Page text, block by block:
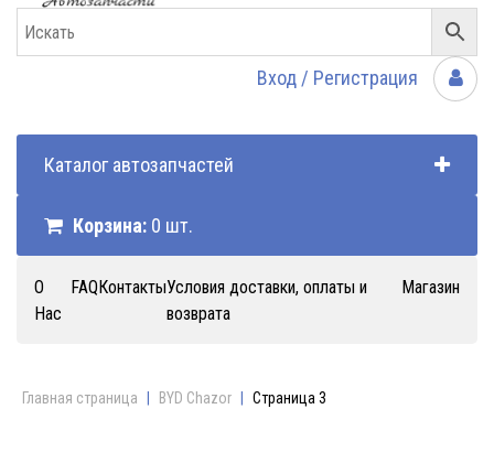
Вход / Регистрация
Каталог автозапчастей
Корзина: 0 шт.
О
Нас
FAQКонтактыУсловия доставки, оплаты и
возврата
Магазин
Главная страница BYD Chazor Страница 3